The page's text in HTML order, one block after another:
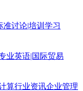
准讨论|培训学习
业英语|国际贸易
算行业资讯企业管理